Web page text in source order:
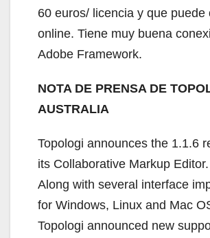
60 euros/ licencia y que puede
online. Tiene muy buena
Adobe Framework.
NOTA DE PRENSA DE
AUSTRALIA
Topologi announces the 1.1.6
its Collaborative Markup Editor.
Along with several interface
for Windows, Linux and Mac
Topologi announced new